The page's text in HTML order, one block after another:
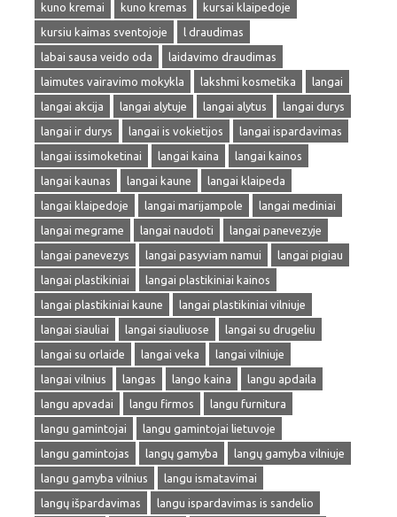
kuno kremai
kuno kremas
kursai klaipedoje
kursiu kaimas sventojoje
l draudimas
labai sausa veido oda
laidavimo draudimas
laimutes vairavimo mokykla
lakshmi kosmetika
langai
langai akcija
langai alytuje langai alytus
langai durys
langai ir durys
langai is vokietijos
langai ispardavimas
langai issimoketinai
langai kaina
langai kainos
langai kaunas
langai kaune
langai klaipeda
langai klaipedoje
langai marijampole
langai mediniai
langai megrame
langai naudoti
langai panevezyje
langai panevezys
langai pasyviam namui
langai pigiau
langai plastikiniai
langai plastikiniai kainos
langai plastikiniai kaune
langai plastikiniai vilniuje
langai siauliai
langai siauliuose
langai su drugeliu
langai su orlaide
langai veka
langai vilniuje
langai vilnius
langas lango kaina
langu apdaila
langu apvadai
langu firmos
langu furnitura
langu gamintojai
langu gamintojai lietuvoje
langu gamintojas
langų gamyba
langų gamyba vilniuje
langu gamyba vilnius
langu ismatavimai
langų išpardavimas
langu ispardavimas is sandelio